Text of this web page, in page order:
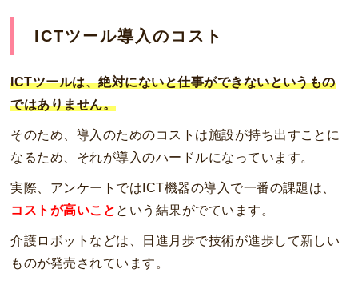
ICTツール導入のコスト
ICTツールは、絶対にないと仕事ができないというもの
ではありません。
そのため、導入のためのコストは施設が持ち出すことに
なるため、それが導入のハードルになっています。
実際、アンケートではICT機器の導入で一番の課題は、
コストが高いこと という結果がでています。
介護ロボットなどは、日進月歩で技術が進歩して新しい
ものが発売されています。